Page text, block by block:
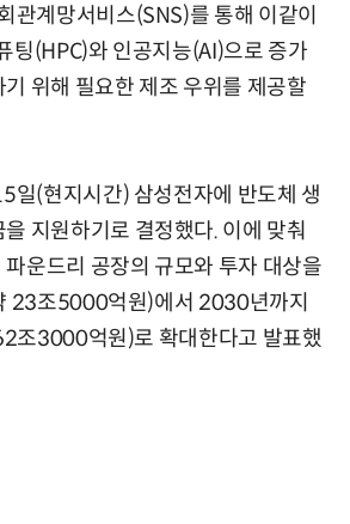
관계망서비스(SNS)를 통해 이같이
팅(HPC)와 인공지능(AI)으로 증가
위해 필요한 제조 우위를 제공할
일(현지시간) 삼성전자에 반도체 생
지원하기로 결정했다. 이에 맞춰
운드리 공장의 규모와 투자 대상을
23조5000억원)에서 2030년까지
조3000억원)로 확대한다고 발표했